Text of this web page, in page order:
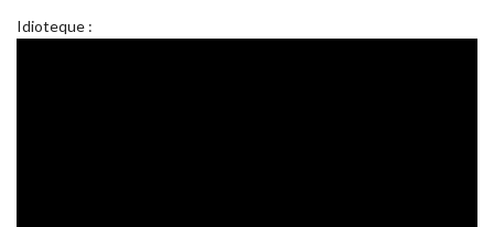
Idioteque :